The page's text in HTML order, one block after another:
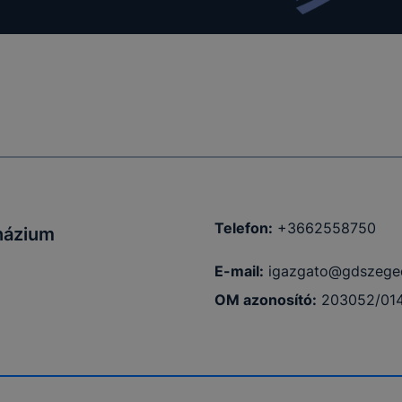
Telefon: +3662558750
E-mail:
OM azonosító: 203052/